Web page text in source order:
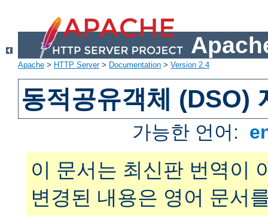
Apache > HTTP Server> Documentation > Version 2.4
동적공유객체 (DSO)
가능한 언어:
이 문서는 최신판 번역이
변경된 내용은 영어 문서